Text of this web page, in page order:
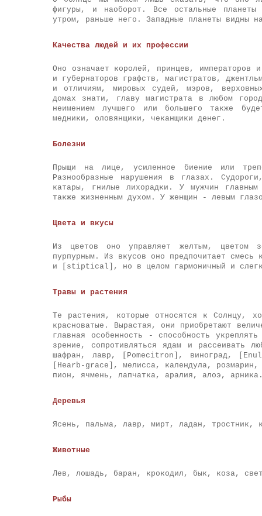
фигуры, и наоборот. Все остальные
утром, раньше него. Западные планеты видны
Качества людей и их профессии
Оно означает королей, принцев,
и губернаторов графств, магистратов,
и отличиям, мировых судей, мэров,
домах знати, главу магистрата в любом
неимением лучшего или большего также
медники, оловянщики, чеканщики денег.
Болезни
Прыщи на лице, усиленное биение или
Разнообразные нарушения в глазах.
катары, гнилые лихорадки. У мужчин
также жизненным духом. У женщин - левым
Цвета и вкусы
Из цветов оно управляет желтым, цветом
пурпурным. Из вкусов оно предпочитает
и [stiptical], но в целом гармоничный и
Травы и растения
Те растения, которые относятся к Солнцу,
красноватые. Вырастая, они приобретают
главная особенность - способность
зрение, сопротивляться ядам и рассеивать
шафран, лавр, [Pomecitron], виноград,
[Hearb-grace], мелисса, календула,
пион, ячмень, лапчатка, аралия, алоэ,
Деревья
Ясень, пальма, лавр, мирт, ладан, тростник,
Животные
Лев, лошадь, баран, крокодил, бык, коза,
Рыбы